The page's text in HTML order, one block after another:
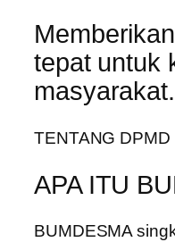
tepat untuk
masyarakat.
TENTANG DPMD
APA ITU
BUMDESMA